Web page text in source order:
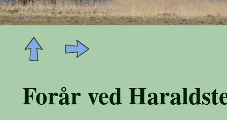
Forår ved